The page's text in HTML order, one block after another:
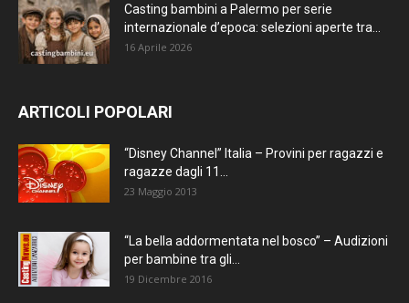
Casting bambini a Palermo per serie
internazionale d’epoca: selezioni aperte tra...
16 Aprile 2026
ARTICOLI POPOLARI
“Disney Channel” Italia – Provini per ragazzi e
ragazze dagli 11...
23 Maggio 2013
“La bella addormentata nel bosco” – Audizioni
per bambine tra gli...
19 Dicembre 2016